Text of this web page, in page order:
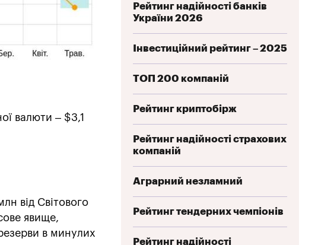
валюти – $3,1
від Світового
явище,
в минулих
Рейтинг надійності банків
України 2026
Інвестиційний рейтинг – 2025
ТОП 200 компаній
Рейтинг криптобірж
Рейтинг надійності страхових
компаній
Аграрний незламний
Рейтинг тендерних чемпіонів
Рейтинг надійності